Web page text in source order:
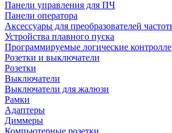
Панели управления для ПЧ
Панели оператора
Аксессуары для преобразователей
Устройства плавного пуска
Программируемые логические
Розетки и выключатели
Розетки
Выключатели
Выключатели для жалюзи
Рамки
Адаптеры
Диммеры
Компьютерные розетки